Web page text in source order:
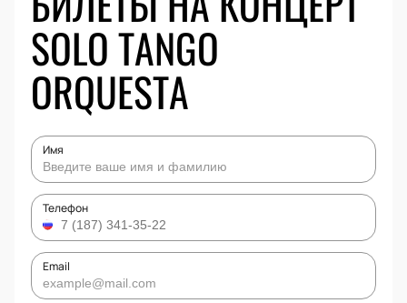
SOLO TANGO
ORQUESTA
Имя
Телефон
Email